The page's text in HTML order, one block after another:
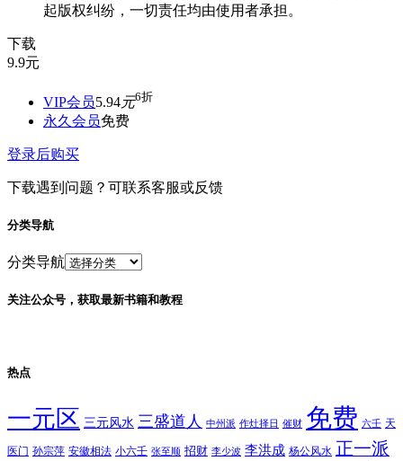
起版权纠纷，一切责任均由使用者承担。
下载
9.9元
VIP会员5.94元6折
永久会员免费
登录后购买
下载遇到问题？可联系客服或反馈
分类导航
分类导航
关注公众号，获取最新书籍和教程
热点
一元区 三元风水 三盛道人 中州派 作灶择日 催财 免费 六壬 天
医门 孙宗萍 安徽相法 小六壬 张至顺 招财 李少波 李洪成 杨公风水 正一派